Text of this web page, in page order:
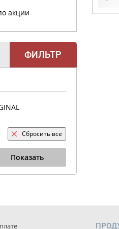
акции
ФИЛЬТР
Сбросить все
Показать